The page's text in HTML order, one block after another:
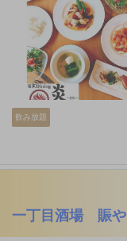
飲み放題
一丁目酒場 賑や